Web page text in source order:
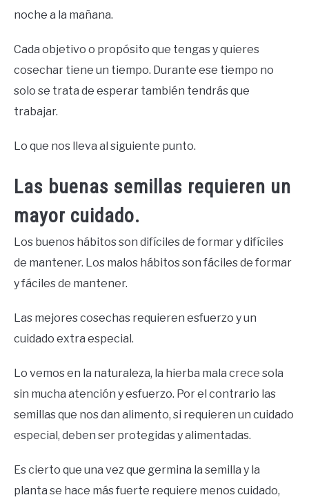
noche a la mañana.
Cada objetivo o propósito que tengas y quieres
cosechar tiene un tiempo. Durante ese tiempo no
solo se trata de esperar también tendrás que
trabajar.
Lo que nos lleva al siguiente punto.
Las buenas semillas requieren un
mayor cuidado.
Los buenos hábitos son difíciles de formar y difíciles
de mantener. Los malos hábitos son fáciles de formar
y fáciles de mantener.
Las mejores cosechas requieren esfuerzo y un
cuidado extra especial.
Lo vemos en la naturaleza, la hierba mala crece sola
sin mucha atención y esfuerzo. Por el contrario las
semillas que nos dan alimento, si requieren un cuidado
especial, deben ser protegidas y alimentadas.
Es cierto que una vez que germina la semilla y la
planta se hace más fuerte requiere menos cuidado,